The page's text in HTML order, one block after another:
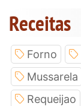
Receitas
Forno
Mussarela
Requeijao